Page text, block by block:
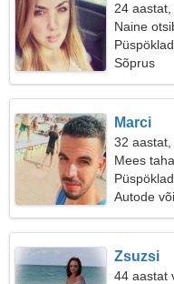
24
Naine
Sõprus
Marci
32 aastat,
Mees
Autode
Zsuzsi
44 aastat